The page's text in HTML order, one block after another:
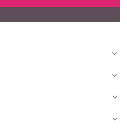



